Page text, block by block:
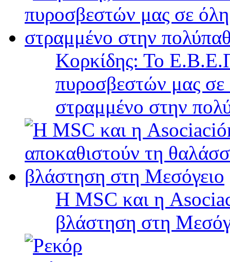
Κορκίδης: Το
πυροσβεστών μας σε
στραμμένο στην
Η MSC και η
βλάστηση στη